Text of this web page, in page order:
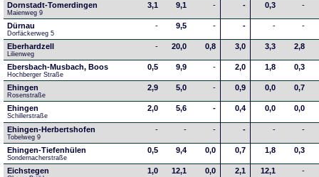
Dornstadt-Tomerdingen
Maienweg 9
3,1 9,1 - - 0,3 -
Dürnau
Dorfäckerweg 5
- 9,5 - - - -
Eberhardzell
Lilienweg
- 20,0 0,8 3,0 3,3 2,8
Ebersbach-Musbach, Boos
Hochberger Straße
0,5 9,9 - 2,0 1,8 0,3
Ehingen
Rosenstraße
2,9 5,0 - 0,9 0,0 0,7
Ehingen
Schillerstraße
2,0 5,6 - 0,4 0,0 0,0
Ehingen-Herbertshofen
Tobelweg 9
- - - - - -
Ehingen-Tiefenhülen
Sondernacherstraße
0,5 9,4 0,0 0,7 1,8 0,3
Eichstegen 1,0 12,1 0,0 2,1 12,1 -